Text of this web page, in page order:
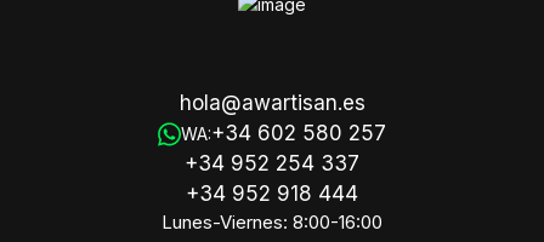
hola@awartisan.es
WA:+34 602 580 257
+34 952 254 337
+34 952 918 444
Lunes-Viernes: 8:00-16:00